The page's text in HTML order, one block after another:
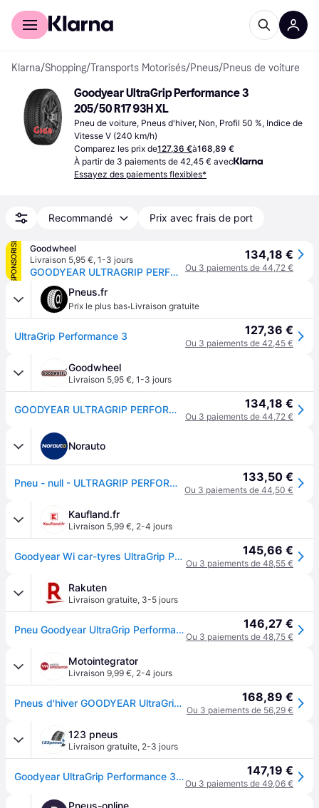
Acheter avec Klarna
Klarna/Shopping/Transports Motorisés/Pneus/Pneus de voiture
Goodyear UltraGrip Performance 3
205/50 R17 93H XL
Pneu de voiture, Pneus d'hiver, Non, Profil 50 %, Indice de
Vitesse V (240 km/h)
Comparez les prix de127,36 €à168,89 €
À partir de 3 paiements de 42,45 € avec
Essayez des paiements flexibles*
Recommandé Prix avec frais de port
SPONSORISÉ
Goodwheel
Livraison 5,95 €, 1-3 jours
GOODYEAR ULTRAGRIP PERFORMANCE 3 205/50R17 93H XL MFS BSW
134,18 €
Ou 3 paiements de 44,72 €
Pneus.fr
Prix le plus bas·Livraison gratuite
UltraGrip Performance 3 127,36 €
Ou 3 paiements de 42,45 €
Goodwheel
Livraison 5,95 €, 1-3 jours
GOODYEAR ULTRAGRIP PERFORMANCE 3 205/50R17 93H XL MFS BSW 134,18 €
Ou 3 paiements de 44,72 €
Norauto
Pneu - null - ULTRAGRIP PERFORMANCE 3 - Goodyear - 205-50-17-93-H 133,50 €
Ou 3 paiements de 44,50 €
Kaufland.fr
Livraison 5,99 €, 2-4 jours
Goodyear Wi car-tyres UltraGrip Performance 3 ( 205/50 R17 93H XL EVR, avec protège-jante (MFS) ) 145,66 €
Ou 3 paiements de 48,55 €
Rakuten
Livraison gratuite, 3-5 jours
Pneu Goodyear UltraGrip Performance 3 ( 205/50 R17 93H XL ) 146,27 €
Ou 3 paiements de 48,75 €
Motointegrator
Livraison 9,99 €, 2-4 jours
Pneus d'hiver GOODYEAR UltraGrip Performance 3 205/50R17 93H XL 168,89 €
Ou 3 paiements de 56,29 €
123 pneus
Livraison gratuite, 2-3 jours
Goodyear UltraGrip Performance 3 ( 205/50 R17 93H XL EVR, avec protège-jante (MFS) ) 147,19 €
Ou 3 paiements de 49,06 €
Pneus-online